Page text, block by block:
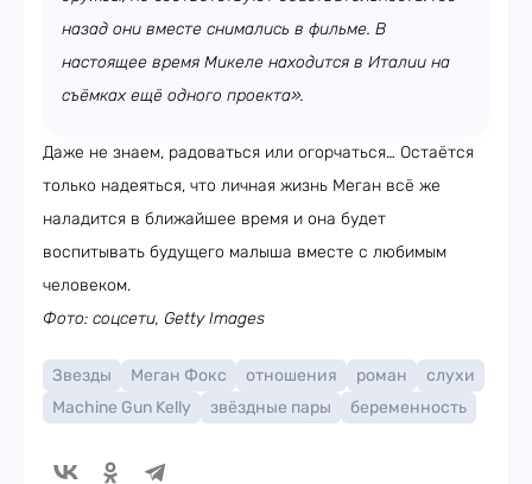
назад они вместе снимались в фильме. В
настоящее время Микеле находится в Италии на
съёмках ещё одного проекта».
Даже не знаем, радоваться или огорчаться… Остаётся
только надеяться, что личная жизнь Меган всё же
наладится в ближайшее время и она будет
воспитывать будущего малыша вместе с любимым
человеком.
Фото: соцсети, Getty Images
Звезды Меган Фокс отношения роман
слухи
Machine Gun Kelly
звёздные пары беременность